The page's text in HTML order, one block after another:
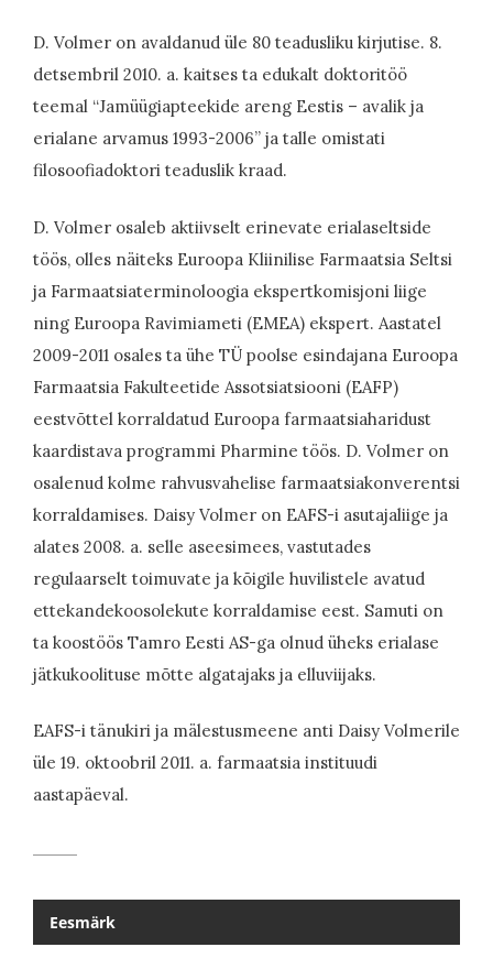
D. Volmer on avaldanud üle 80 teadusliku kirjutise. 8.
detsembril 2010. a. kaitses ta edukalt doktoritöö
teemal “Jamüügiapteekide areng Eestis – avalik ja
erialane arvamus 1993-2006” ja talle omistati
filosoofiadoktori teaduslik kraad.
D. Volmer osaleb aktiivselt erinevate erialaseltside
töös, olles näiteks Euroopa Kliinilise Farmaatsia Seltsi
ja Farmaatsiaterminoloogia ekspertkomisjoni liige
ning Euroopa Ravimiameti (EMEA) ekspert. Aastatel
2009-2011 osales ta ühe TÜ poolse esindajana Euroopa
Farmaatsia Fakulteetide Assotsiatsiooni (EAFP)
eestvõttel korraldatud Euroopa farmaatsiaharidust
kaardistava programmi Pharmine töös. D. Volmer on
osalenud kolme rahvusvahelise farmaatsiakonverentsi
korraldamises. Daisy Volmer on EAFS-i asutajaliige ja
alates 2008. a. selle aseesimees, vastutades
regulaarselt toimuvate ja kõigile huvilistele avatud
ettekandekoosolekute korraldamise eest. Samuti on
ta koostöös Tamro Eesti AS-ga olnud üheks erialase
jätkukoolituse mõtte algatajaks ja elluviijaks.
EAFS-i tänukiri ja mälestusmeene anti Daisy Volmerile
üle 19. oktoobril 2011. a. farmaatsia instituudi
aastapäeval.
Eesmärk